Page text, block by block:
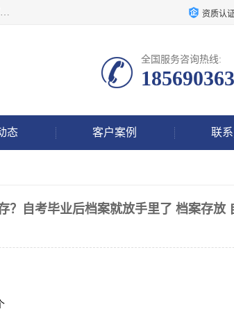
长沙毕业帮人力资源咨询有限责任公司是一家拥有8年多经验的人事服务代理机构。主要的服务有：档案存放，档案补办，档案激活，档案查询，档案查找，档案托管，档案调取，档案异地代办，档案异常处理 等；提供毕业档案处理、人事档案服务、商务代理代办、个人档案等服务，同时办事过程全程与客户沟通，确保真实、安全、可靠！ 资质认证
全国服务咨询热线:
态 客户案例 联
？自考毕业后档案就放手里了 档案存放